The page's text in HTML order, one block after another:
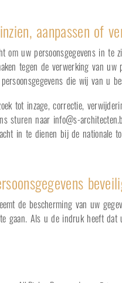
aanpassen of
om uw persoonsgegevens in te
tegen de verwerking van uw
persoonsgegevens die wij van u
tot inzage, correctie,
sturen naar
info@s-
in te dienen bij de nationale
de bescherming van uw
gaan. Als u de indruk heeft dat